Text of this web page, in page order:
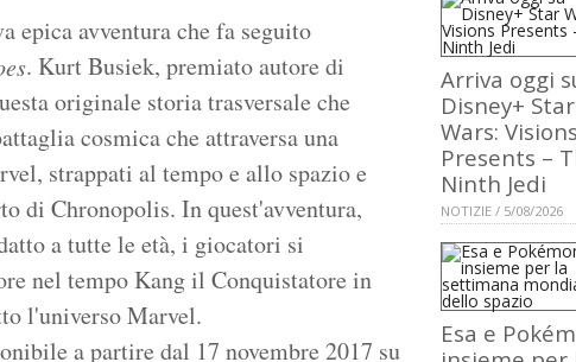
epica avventura che fa seguito
. Kurt Busiek, premiato autore di
originale storia trasversale che
cosmica che attraversa una
strappati al tempo e allo spazio e
di Chronopolis. In quest'avventura,
a tutte le età, i giocatori si
nel tempo Kang il Conquistatore in
l'universo Marvel.
a partire dal 17 novembre 2017 su
Arriva oggi
Disney+ Star
Wars: Visions
Presents –
Ninth Jedi
NOTIZIE / 5/08/2026
Esa e